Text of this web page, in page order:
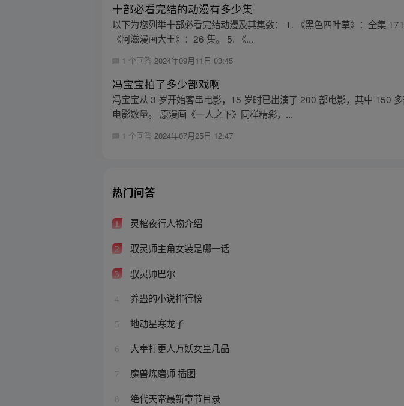
十部必看完结的动漫有多少集
以下为您列举十部必看完结动漫及其集数： 1. 《黑色四叶草》：全集
《阿滋漫画大王》：26 集。 5. 《...
1 个回答 2024年09月11日 03:45
冯宝宝拍了多少部戏啊
冯宝宝从 3 岁开始客串电影，15 岁时已出演了 200 部电影，其中 150
电影数量。 原漫画《一人之下》同样精彩，...
1 个回答2024年07月25日 12:47
热门问答
1 灵棺夜行人物介绍
2 驭灵师主角女装是哪一话
3 驭灵师巴尔
4 养蛊的小说排行榜
5 地动星寒龙子
6 大奉打更人万妖女皇几品
7 魔兽炼磨师 插图
8 绝代天帝最新章节目录